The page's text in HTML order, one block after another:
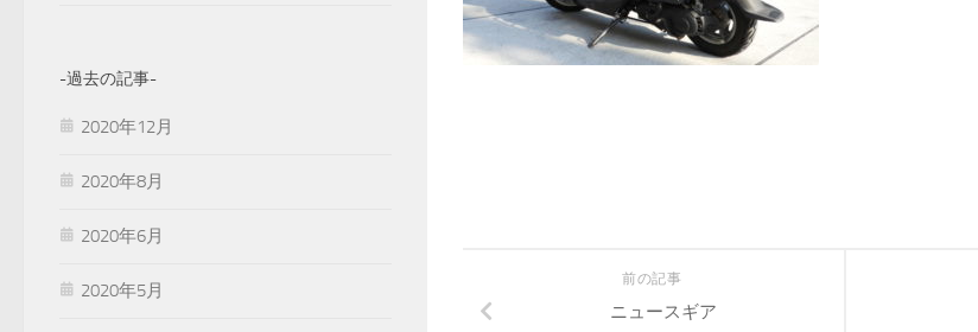
前の記事
ニュースギア
-過去の記事-
2020年12月
2020年8月
2020年6月
2020年5月